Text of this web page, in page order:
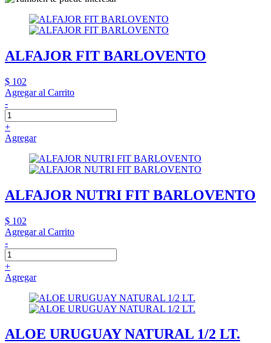
ALFAJOR FIT BARLOVENTO
$ 102
Agregar al Carrito
-
+
Agregar
ALFAJOR NUTRI FIT BARLOVENTO
$ 102
Agregar al Carrito
-
+
Agregar
ALOE URUGUAY NATURAL 1/2 LT.